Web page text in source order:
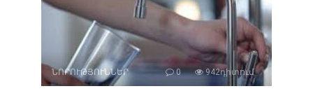
ՆՈՐՈՒԹՅՈՒՆՆԵՐ 0 942դիտում